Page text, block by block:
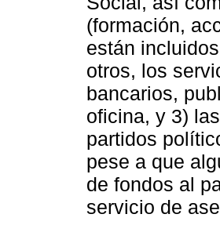
(formación,
están
otros, los
bancarios,
oficina, y 3)
partidos
pese a que
de fondos al
servicio de